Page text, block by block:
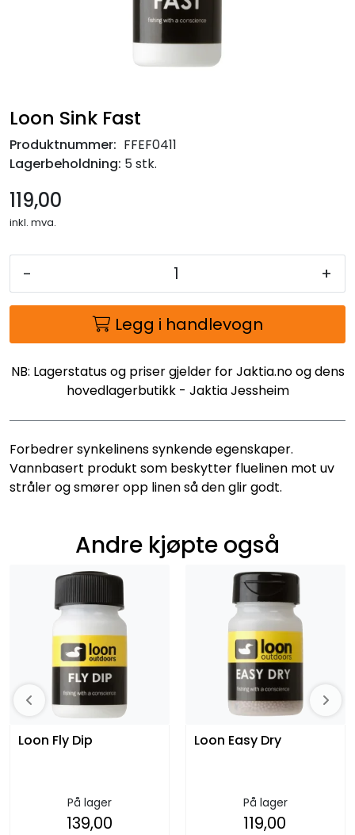
Loon Sink Fast
Produktnummer: FFEF0411
Lagerbeholdning: 5 stk.
119,00
inkl. mva.
- +
Legg i handlevogn
NB: Lagerstatus og priser gjelder for Jaktia.no og dens
hovedlagerbutikk - Jaktia Jessheim
Forbedrer synkelinens synkende egenskaper.
Vannbasert produkt som beskytter fluelinen mot uv
stråler og smører opp linen så den glir godt.
Andre kjøpte også
Loon Fly Dip
På lager
139,00
Loon Easy Dry
På lager
119,00